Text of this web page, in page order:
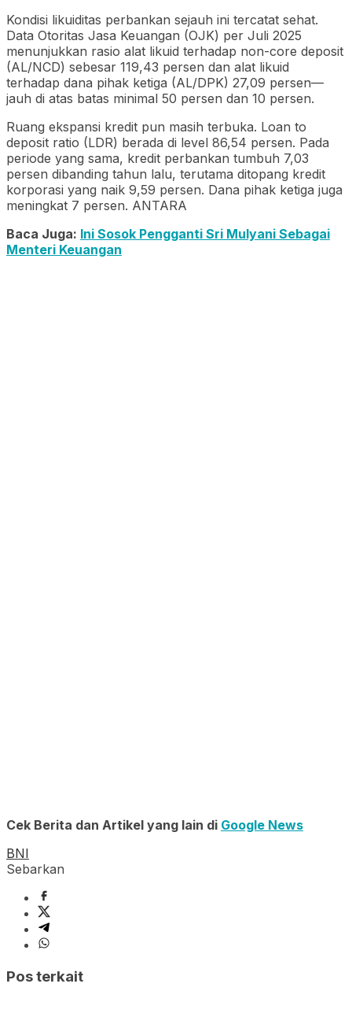
Kondisi likuiditas perbankan sejauh ini tercatat sehat.
Data Otoritas Jasa Keuangan (OJK) per Juli 2025
menunjukkan rasio alat likuid terhadap non-core deposit
(AL/NCD) sebesar 119,43 persen dan alat likuid
terhadap dana pihak ketiga (AL/DPK) 27,09 persen—
jauh di atas batas minimal 50 persen dan 10 persen.
Ruang ekspansi kredit pun masih terbuka. Loan to
deposit ratio (LDR) berada di level 86,54 persen. Pada
periode yang sama, kredit perbankan tumbuh 7,03
persen dibanding tahun lalu, terutama ditopang kredit
korporasi yang naik 9,59 persen. Dana pihak ketiga juga
meningkat 7 persen. ANTARA
Baca Juga: Ini Sosok Pengganti Sri Mulyani Sebagai
Menteri Keuangan
Cek Berita dan Artikel yang lain di Google News
BNI
Sebarkan
Pos terkait